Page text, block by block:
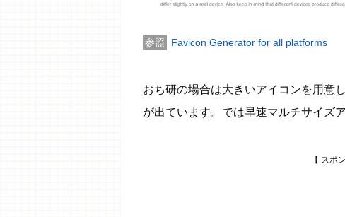
Favicon Generator for all platforms
おち研の場合は大きいアイコンを用意
が出ています。では早速マルチサイズ